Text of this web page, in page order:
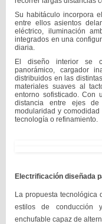
Su habitáculo incorpora
entre ellos asientos
eléctrico, iluminación
integrados en una
diaria.
El diseño interior se
panorámico, cargador
distribuidos en las
materiales suaves al
entorno sofisticado. Con
distancia entre ejes
modularidad y
tecnología o refinamiento.
Electrificación diseñada
La propuesta tecnológica
estilos de conducción
enchufable capaz de